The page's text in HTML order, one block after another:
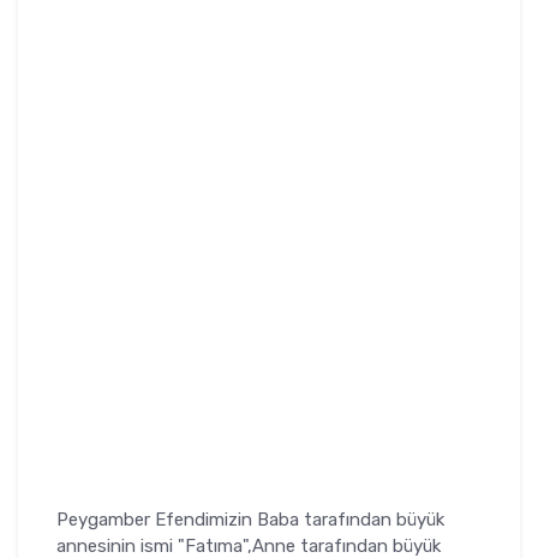
Peygamber Efendimizin Baba tarafından büyük
annesinin ismi "Fatıma",Anne tarafından büyük